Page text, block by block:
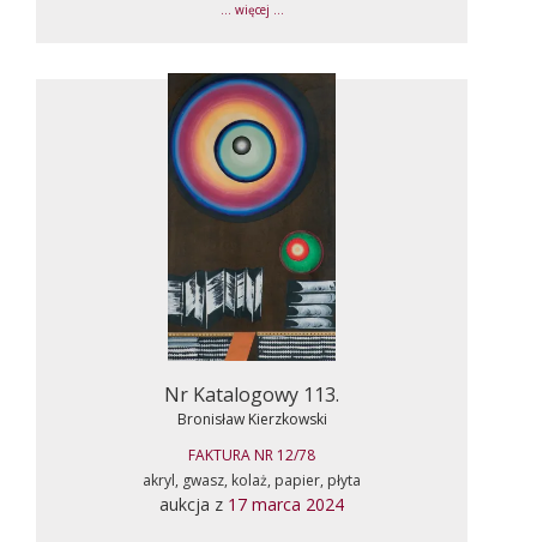
... więcej ...
Nr Katalogowy 113.
Bronisław Kierzkowski
FAKTURA NR 12/78
akryl, gwasz, kolaż, papier, płyta
aukcja z 17 marca 2024